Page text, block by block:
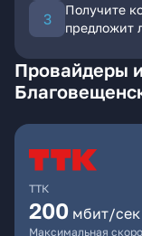
Получите
предложит
Провайдеры
ТТК
200 мбит/сек
Максимальная